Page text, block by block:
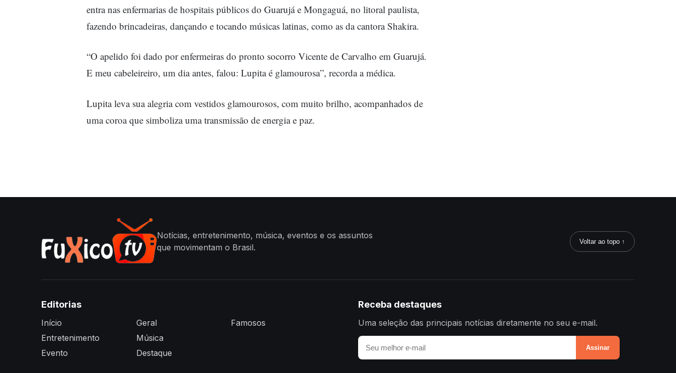
entra nas enfermarias de hospitais públicos do Guarujá e Mongaguá, no litoral paulista,
fazendo brincadeiras, dançando e tocando músicas latinas, como as da cantora Shakira.
“O apelido foi dado por enfermeiras do pronto socorro Vicente de Carvalho em Guarujá.
E meu cabeleireiro, um dia antes, falou: Lupita é glamourosa”, recorda a médica.
Lupita leva sua alegria com vestidos glamourosos, com muito brilho, acompanhados de
uma coroa que simboliza uma transmissão de energia e paz.
Notícias, entretenimento, música, eventos e os assuntos
que movimentam o Brasil.
Voltar ao topo ↑
Editorias
Início
Entretenimento
Evento
Geral
Música
Destaque
Famosos
Receba destaques
Uma seleção das principais notícias diretamente no seu e-mail.
Assinar